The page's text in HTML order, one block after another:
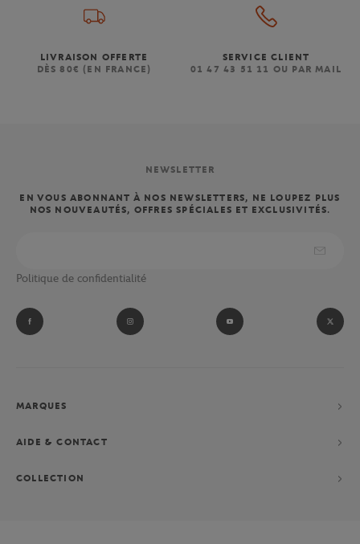
LIVRAISON OFFERTE
DÈS 80€ (EN FRANCE)
SERVICE CLIENT
01 47 43 51 11 OU PAR MAIL
NEWSLETTER
EN VOUS ABONNANT À NOS NEWSLETTERS, NE LOUPEZ PLUS
NOS NOUVEAUTÉS, OFFRES SPÉCIALES ET EXCLUSIVITÉS.
Politique de confidentialité
MARQUES
AIDE & CONTACT
COLLECTION